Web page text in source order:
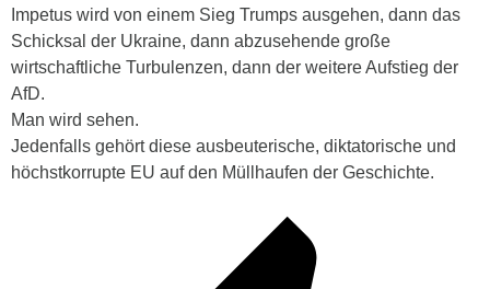
Impetus wird von einem Sieg Trumps ausgehen, dann das
Schicksal der Ukraine, dann abzusehende große
wirtschaftliche Turbulenzen, dann der weitere Aufstieg der
AfD.
Man wird sehen.
Jedenfalls gehört diese ausbeuterische, diktatorische und
höchstkorrupte EU auf den Müllhaufen der Geschichte.